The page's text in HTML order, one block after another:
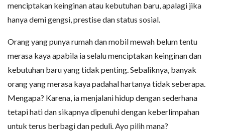
menciptakan keinginan atau kebutuhan baru, apalagi jika
hanya demi gengsi, prestise dan status sosial.
Orang yang punya rumah dan mobil mewah belum tentu
merasa kaya apabila ia selalu menciptakan keinginan dan
kebutuhan baru yang tidak penting. Sebaliknya, banyak
orang yang merasa kaya padahal hartanya tidak seberapa.
Mengapa? Karena, ia menjalani hidup dengan sederhana
tetapi hati dan sikapnya dipenuhi dengan keberlimpahan
untuk terus berbagi dan peduli. Ayo pilih mana?